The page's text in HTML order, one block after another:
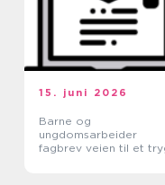
15. juni 2026
Barne og
ungdomsarbeider
fagbrev veien til et trygt